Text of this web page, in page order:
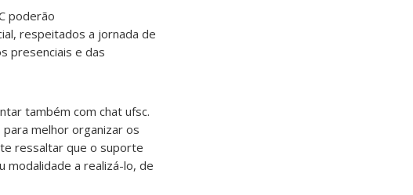
poderão
respeitados a jornada de
presenciais e das
também com chat ufsc.
melhor organizar os
ressaltar que o suporte
modalidade a realizá-lo, de